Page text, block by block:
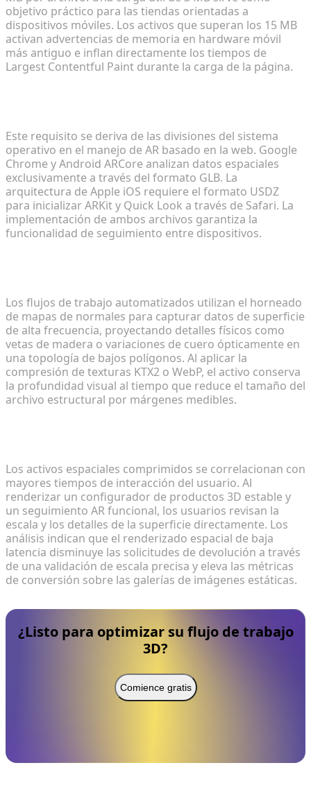
objetivo práctico para las tiendas orientadas a
dispositivos móviles. Los activos que superan los 15 MB
activan advertencias de memoria en hardware móvil
más antiguo e inflan directamente los tiempos de
Largest Contentful Paint durante la carga de la página.
Este requisito se deriva de las divisiones del sistema
operativo en el manejo de AR basado en la web. Google
Chrome y Android ARCore analizan datos espaciales
exclusivamente a través del formato GLB. La
arquitectura de Apple iOS requiere el formato USDZ
para inicializar ARKit y Quick Look a través de Safari. La
implementación de ambos archivos garantiza la
funcionalidad de seguimiento entre dispositivos.
Los flujos de trabajo automatizados utilizan el horneado
de mapas de normales para capturar datos de superficie
de alta frecuencia, proyectando detalles físicos como
vetas de madera o variaciones de cuero ópticamente en
una topología de bajos polígonos. Al aplicar la
compresión de texturas KTX2 o WebP, el activo conserva
la profundidad visual al tiempo que reduce el tamaño del
archivo estructural por márgenes medibles.
Los activos espaciales comprimidos se correlacionan con
mayores tiempos de interacción del usuario. Al
renderizar un configurador de productos 3D estable y
un seguimiento AR funcional, los usuarios revisan la
escala y los detalles de la superficie directamente. Los
análisis indican que el renderizado espacial de baja
latencia disminuye las solicitudes de devolución a través
de una validación de escala precisa y eleva las métricas
de conversión sobre las galerías de imágenes estáticas.
¿Listo para optimizar su flujo de trabajo
3D?
Comience gratis